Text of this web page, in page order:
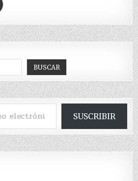
BUSCAR
SUSCRIBIR